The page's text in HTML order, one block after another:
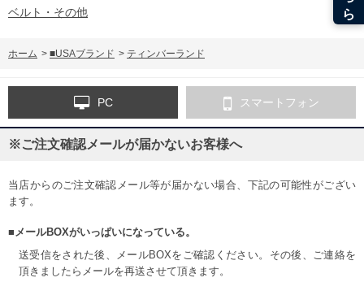
ベルト・その他
ホーム > ■USAブランド > ティンバーランド
PC スマートフォン
※ご注文確認メールが届かないお客様へ
当店からのご注文確認メール等が届かない場合、下記の可能性がござい
ます。
■メールBOXがいっぱいになっている。
送受信をされた後、メールBOXをご確認ください。その後、ご連絡を
頂きましたらメールを再送させて頂きます。